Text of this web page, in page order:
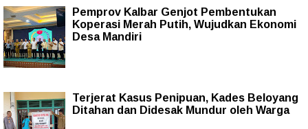
Pemprov Kalbar Genjot Pembentukan
Koperasi Merah Putih, Wujudkan Ekonomi
Desa Mandiri
Terjerat Kasus Penipuan, Kades Beloyang
Ditahan dan Didesak Mundur oleh Warga